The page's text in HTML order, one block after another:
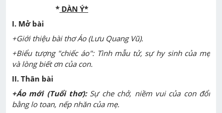
* DÀN Ý*
I. Mở bài
+Giới thiệu bài thơ Áo (Lưu Quang Vũ).
+Biểu tượng "chiếc áo": Tình mẫu tử, sự hy sinh của mẹ
và lòng biết ơn của con.
II. Thân bài
+Áo mới (Tuổi thơ):Sự che chở, niềm vui của con đổi
bằng lo toan, nếp nhăn của mẹ.